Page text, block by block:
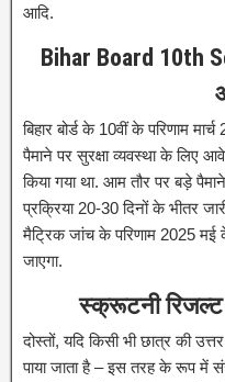
आदि.
Bihar Board 10th
बिहार बोर्ड के 10वीं के परिणाम
पैमाने पर सुरक्षा व्यवस्था के लिए
किया गया था. आम तौर पर बड़े
प्रक्रिया 20-30 दिनों के भीतर
मैट्रिक जांच के परिणाम 2025 मई
जाएगा.
स्क्रूटनी
दोस्तों, यदि किसी भी छात्र की
पाया जाता है – इस तरह के रूप में